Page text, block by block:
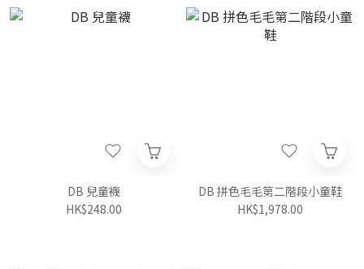
DB 兒童襪
HK$248.00
DB 拼色毛毛第二階段小童鞋
HK$1,978.00